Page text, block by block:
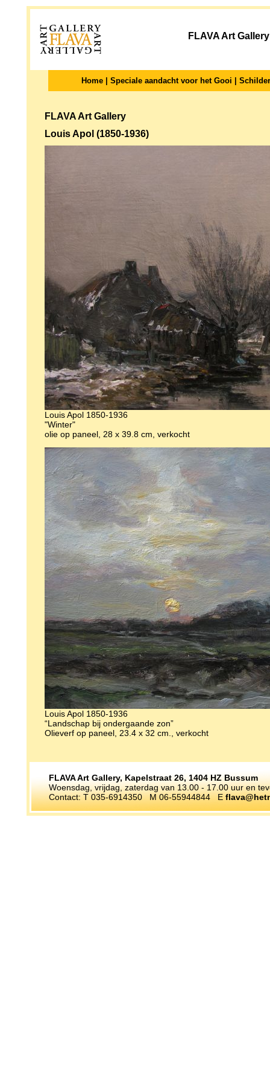
FLAVA Art
Home Speciale aandacht voor het Gooi
FLAVA Art Gallery
Louis Apol (1850-1936)
Louis Apol 1850-1936
"Winter"
olie op paneel, 28 x 39.8 cm, verkocht
Louis Apol 1850-1936
“Landschap bij ondergaande zon”
Olieverf op paneel, 23.4 x 32 cm., verkocht
FLAVA Art Gallery, Kapelstraat 26, 1404 HZ Bussum
Woensdag, vrijdag, zaterdag van 13.00 - 17.00 uur en
Contact: T 035-6914350 M 06-55944844 E